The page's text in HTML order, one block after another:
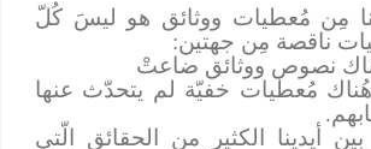
مِن مُعطيات ووثائق هو ليسَ كُلّ
ناقصة مِن جهتين:
نصوص ووثائق ضاعتْ
هُناك مُعطيات خفيّة لم يتحدّث عنها
أيدينا الكثير من الحقائق الّتي